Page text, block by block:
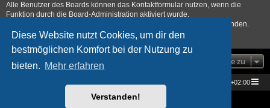
Diese Website nutzt Cookies, um dir den
bestmöglichen Komfort bei der Nutzung zu
bieten. Mehr erfahren
Verstanden!
Alle Benutzer des Boards können das Kontaktformular nutzen, wenn die
Funktion durch die Board-Administration aktiviert wurde.
Mitglieder des Boards können zusätzlich den Link „Das Team“ verwenden.
Gehe zu
UTC+02:00
Powered byphpBB® Forum Software © phpBB Limited